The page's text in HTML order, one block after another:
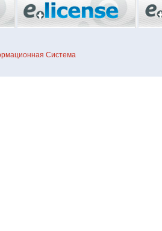
Система